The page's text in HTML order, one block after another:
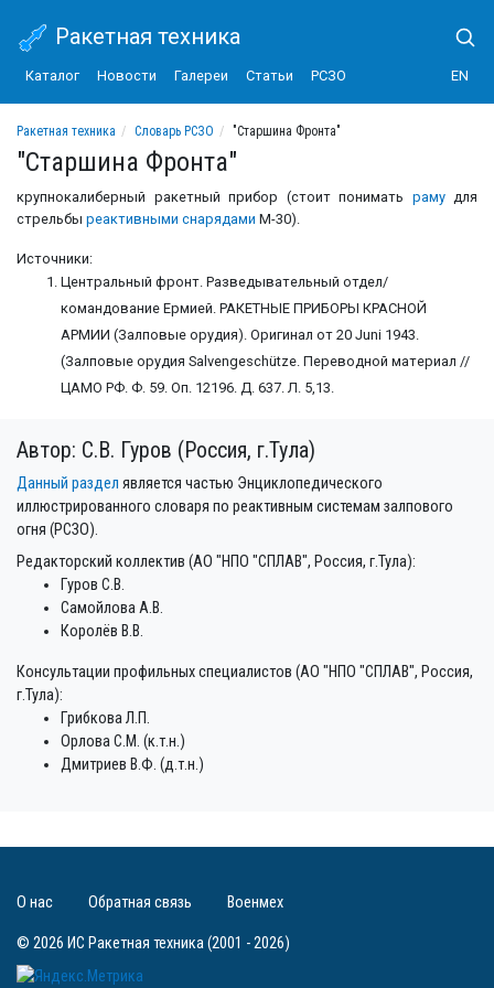
Ракетная техника
Каталог Новости Галереи Статьи РСЗО EN
Ракетная техника Словарь РСЗО "Старшина Фронта"
"Старшина Фронта"
крупнокалиберный ракетный прибор (стоит понимать рамудля
стрельбы реактивными снарядами М-30).
Источники:
Центральный фронт. Разведывательный отдел/
командование Ермией. РАКЕТНЫЕ ПРИБОРЫ КРАСНОЙ
АРМИИ (Залповые орудия). Оригинал от 20 Juni 1943.
(Залповые орудия Salvengeschütze. Переводной материал //
ЦАМО РФ. Ф. 59. Оп. 12196. Д. 637. Л. 5,13.
Автор: С.В. Гуров (Россия, г.Тула)
Данный раздел является частью Энциклопедического
иллюстрированного словаря по реактивным системам залпового
огня (РСЗО).
Редакторский коллектив (АО "НПО "СПЛАВ", Россия, г.Тула):
Гуров С.В.
Самойлова А.В.
Королёв В.В.
Консультации профильных специалистов (АО "НПО "СПЛАВ", Россия,
г.Тула):
Грибкова Л.П.
Орлова С.М. (к.т.н.)
Дмитриев В.Ф. (д.т.н.)
© 2026 ИС Ракетная техника (2001 - 2026)
О нас Обратная связь Военмех